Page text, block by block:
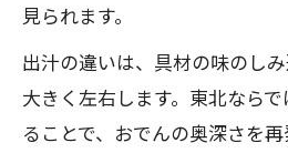
見られます。
出汁の違いは、具材の味のし
大きく左右します。東北なら
ることで、おでんの奥深さを再